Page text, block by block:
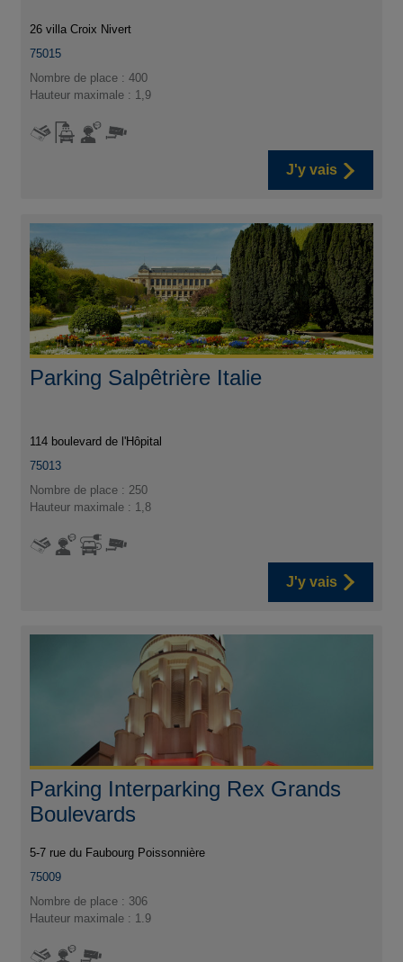
26 villa Croix Nivert
75015
Nombre de place : 400
Hauteur maximale : 1,9
J'y vais
Parking Salpêtrière Italie
114 boulevard de l'Hôpital
75013
Nombre de place : 250
Hauteur maximale : 1,8
J'y vais
Parking Interparking Rex Grands
Boulevards
5-7 rue du Faubourg Poissonnière
75009
Nombre de place : 306
Hauteur maximale : 1.9